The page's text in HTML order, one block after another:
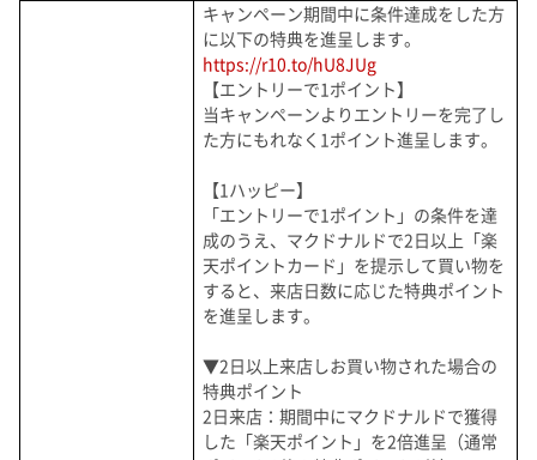
キャンペーン期間中に条件達成をした方
に以下の特典を進呈します。
https://r10.to/hU8JUg
【エントリーで1ポイント】
当キャンペーンよりエントリーを完了し
た方にもれなく1ポイント進呈します。
【1ハッピー】
「エントリーで1ポイント」の条件を達
成のうえ、マクドナルドで2日以上「楽
天ポイントカード」を提示して買い物を
すると、来店日数に応じた特典ポイント
を進呈します。
▼2日以上来店しお買い物された場合の
特典ポイント
2日来店：期間中にマクドナルドで獲得
した「楽天ポイント」を2倍進呈（通常